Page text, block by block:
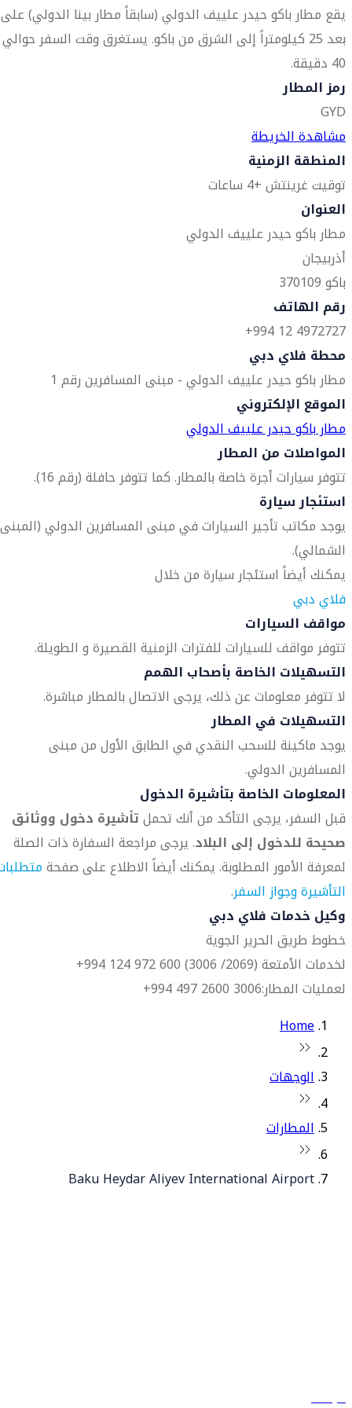
يقع مطار باكو حيدر علييف الدولي (سابقاً مطار بينا الدولي) على
بعد 25 كيلومتراً إلى الشرق من باكو. يستغرق وقت السفر حوالي
40 دقيقة.
رمز المطار
GYD
مشاهدة الخريطة
المنطقة الزمنية
توقيت غرينتش +4 ساعات
العنوان
مطار باكو حيدر علييف الدولي
أذربيجان
باكو 370109
رقم الهاتف
4972727 12 994+
محطة فلاي دبي
مطار باكو حيدر علييف الدولي - مبنى المسافرين رقم 1
الموقع الإلكتروني
مطار باكو حيدر علييف الدولي
المواصلات من المطار
تتوفر سيارات أجرة خاصة بالمطار. كما تتوفر حافلة (رقم 16).
استئجار سيارة
يوجد مكاتب تأجير السيارات في مبنى المسافرين الدولي (المبنى
الشمالي).
يمكنك أيضاً استئجار سيارة من خلال
فلاي دبي
مواقف السيارات
تتوفر مواقف للسيارات للفترات الزمنية القصيرة و الطويلة.
التسهيلات الخاصة بأصحاب الهمم
لا تتوفر معلومات عن ذلك، يرجى الاتصال بالمطار مباشرة.
التسهيلات في المطار
يوجد ماكينة للسحب النقدي في الطابق الأول من مبنى
المسافرين الدولي.
المعلومات الخاصة بتأشيرة الدخول
قبل السفر، يرجى التأكد من أنك تحملتأشيرة دخول ووثائق
صحيحة للدخول إلى البلاد. يرجى مراجعة السفارة ذات الصلة
لمعرفة الأمور المطلوبة. يمكنك أيضاً الاطلاع على صفحة
التأشيرة وجواز السفر.
وكيل خدمات فلاي دبي
خطوط طريق الحرير الجوية
لخدمات الأمتعة (2069/ 3006) 600 972 124 994+
لعمليات المطار:3006 2600 497 994+
Home
الوجهات
المطارات
Baku Heydar Aliyev International Airport
سياساتنا